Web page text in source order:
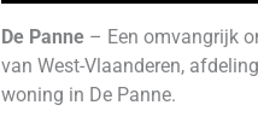
De Panne– Een omvangrijk
van West-Vlaanderen,
woning in De Panne.